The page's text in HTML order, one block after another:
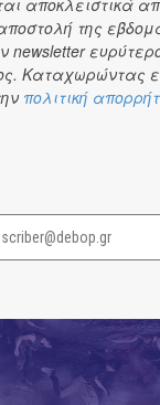
Ευριπίδη, σε
αποκλειστικά
της
newsletter
Καταχωρώντας
πολιτική